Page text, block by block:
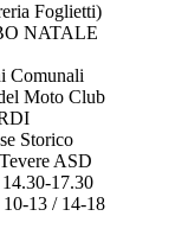
Foglietti)
NATALE
Comunali
Moto Club
Storico
ASD
17.30
13 / 14-18